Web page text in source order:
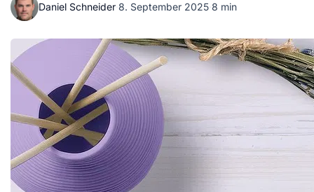
Daniel Schneider·8. September 2025·8 min